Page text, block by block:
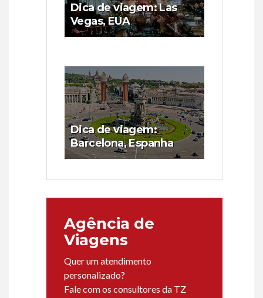
Dica de viagem: Las
Vegas, EUA
Dica de viagem:
Barcelona, Espanha
Agência de
Viagens
Quer um atendimento
personalizado?
Fale com os consultores da TZ